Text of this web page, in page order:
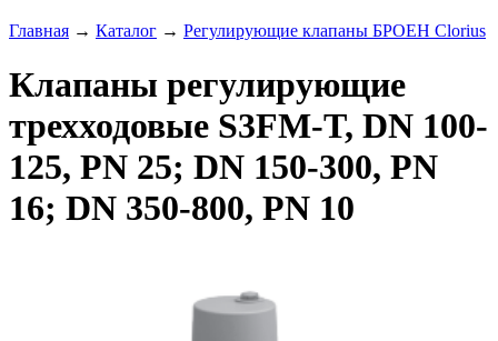
Главная → Каталог → Регулирующие клапаны БРОЕН Clorius
Клапаны регулирующие
трехходовые S3FM-T, DN 100-
125, PN 25; DN 150-300, PN
16; DN 350-800, PN 10